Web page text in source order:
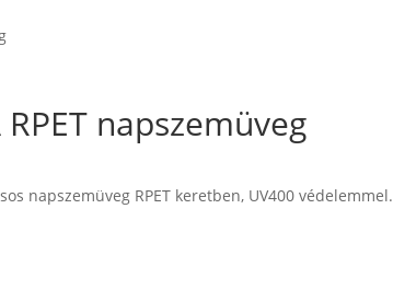
RPET napszemüveg
napszemüveg RPET keretben, UV400 védelemmel.